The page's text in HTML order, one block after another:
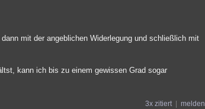
mit der angeblichen Widerlegung und schließlich mit
kann ich bis zu einem gewissen Grad sogar
3x zitiert melden